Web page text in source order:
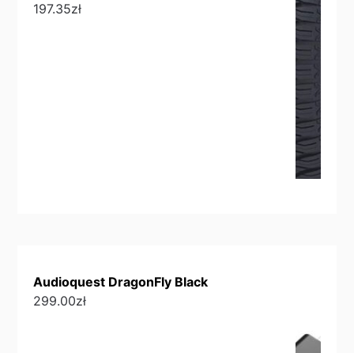
197.35zł
Audioquest DragonFly Black
299.00zł